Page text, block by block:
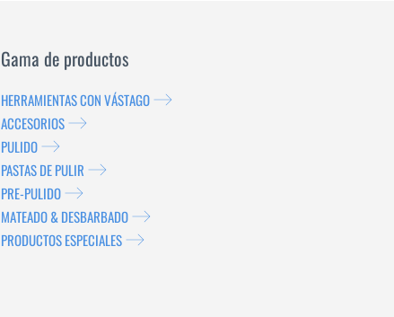
Gama de productos
HERRAMIENTAS CON VÁSTAGO
ACCESORIOS
PULIDO
PASTAS DE PULIR
PRE-PULIDO
MATEADO & DESBARBADO
PRODUCTOS ESPECIALES